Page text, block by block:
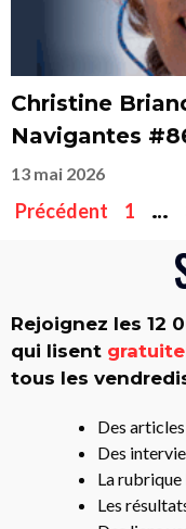
Christine
Navigantes
13 mai 2026
Précédent 1 …
Rejoignez les 12
qui lisent
tous les
Des
Des
La rubrique
Les